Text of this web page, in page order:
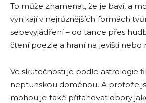
To může znamenat, že je baví, a
vynikají v nejrůznějších formách
sebevyjádření – od tance přes
čtení poezie a hraní na jevišti nebo
Ve skutečnosti je podle astrologie
neptunskou doménou. A protože
mohou je také přitahovat obory